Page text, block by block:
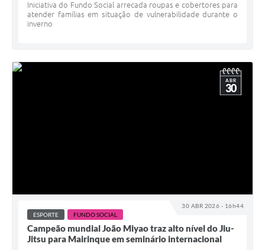
Iniciativa do Fundo Social arrecada roupas e cobertores para
atender famílias em situação de vulnerabilidade durante o
inverno
30 ABR 2026 - 16h44
ABR
30
ESPORTE FUNDO SOCIAL
Campeão mundial João Miyao traz alto nível do Jiu-
Jitsu para Mairinque em seminário internacional